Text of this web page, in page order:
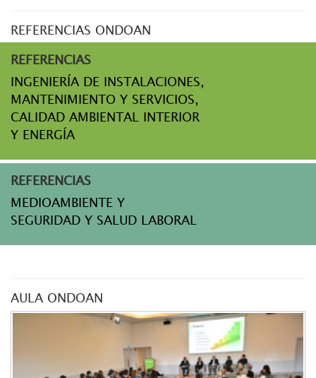
REFERENCIAS ONDOAN
REFERENCIAS
INGENIERÍA DE INSTALACIONES,
MANTENIMIENTO Y SERVICIOS,
CALIDAD AMBIENTAL INTERIOR
Y ENERGÍA
REFERENCIAS
MEDIOAMBIENTE Y
SEGURIDAD Y SALUD LABORAL
AULA ONDOAN